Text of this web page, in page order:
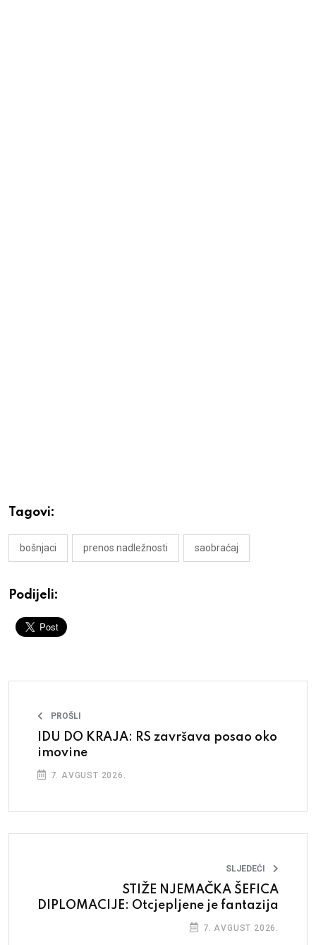
Tagovi:
bošnjaci prenos nadležnosti saobraćaj
Podijeli:
PROŠLI
IDU DO KRAJA: RS završava posao oko
imovine
7. AVGUST 2026.
SLJEDEĆI
STIŽE NJEMAČKA ŠEFICA
DIPLOMACIJE: Otcjepljene je fantazija
7. AVGUST 2026.